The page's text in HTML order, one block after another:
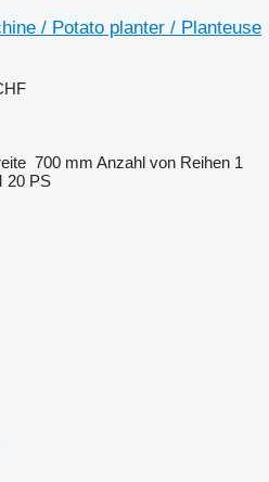
/ Potato planter / Planteuse
700 mm Anzahl von Reihen 1
20 PS